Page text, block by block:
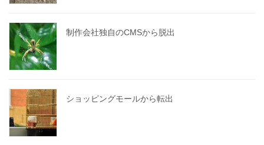
制作会社独自のCMSから脱出
ショッピングモールから転出